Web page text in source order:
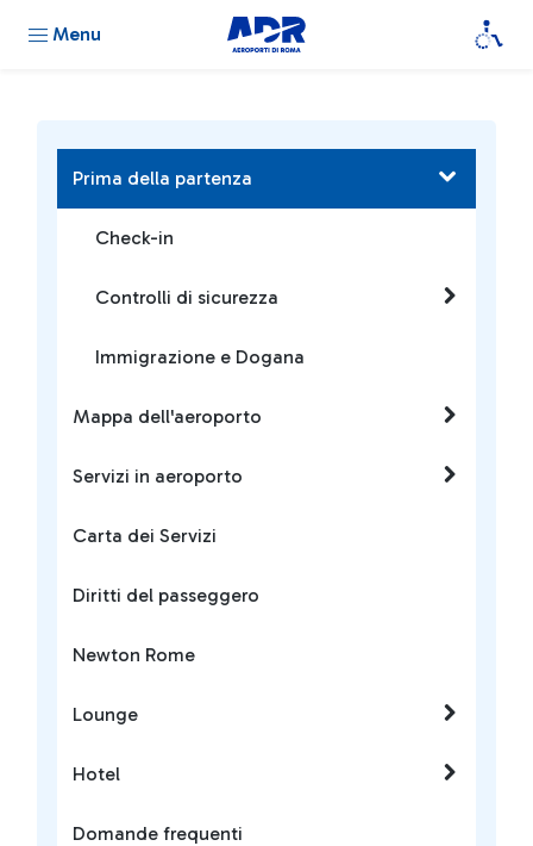
Menu
Prima della partenza
Check-in
Controlli di sicurezza
Immigrazione e Dogana
Mappa dell'aeroporto
Servizi in aeroporto
Carta dei Servizi
Diritti del passeggero
Newton Rome
Lounge
Hotel
Domande frequenti